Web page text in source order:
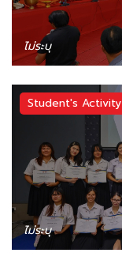
ไม่ระบุ
Student's Activity
ไม่ระบุ